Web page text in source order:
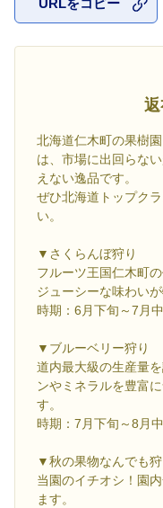
URLをコピー
北海道仁木町の果樹
は、市場に出回らな
えない逸品です。
ぜひ北海道トップク
い。
▼さくらんぼ狩り
フルーツ王国仁木町
ジューシーな味わいが
時期：6月下旬～7月
▼ブルーベリー狩り
道内最大級の生産量
ンやミネラルを豊富
す。
時期：7月下旬～8月
▼秋の果物なんでも狩
当園のイチオシ！園
ます。